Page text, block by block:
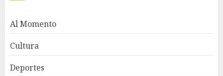
Al Momento
Cultura
Deportes